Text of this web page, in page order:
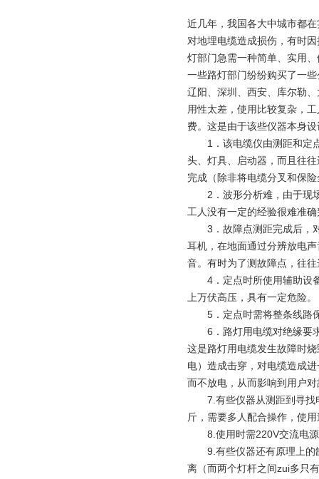
近几年，我国各大中城市都
对地埋电缆造成损伤，有时
灯部门急需一种简单、实用
一些路灯部门纷纷购买了一
辽阳、深圳、西安、库尔勒
用性太差，使用比较复杂，
费。这是由于该些仪器本身
1．该电缆仪由测距和定点
头、灯具、启动器，而且往
完成（除非将电缆分叉和保
2．波形分析难，由于现场
工人没有一定的经验很难准
3．故障点测距完成后，对
耳机，在地面通过分辨放电
音。有时为了测故障点，往
4．定点时所使用辅助设备
上万伏高压，具有一定危险。
5．定点时需将整条线路保
6．路灯用电缆对绝缘要求
这是路灯用电缆发生故障时
电）造成击穿，对电缆造成
而不放电，从而影响到用户
7.有些仪器从测距到寻找
斤，需要多人配合操作，使
8.使用时需220V交流电源
9.有些仪器还有原理上的
离（而两个灯杆之间zui多只